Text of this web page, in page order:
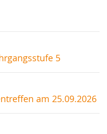
5
am 25.09.2026